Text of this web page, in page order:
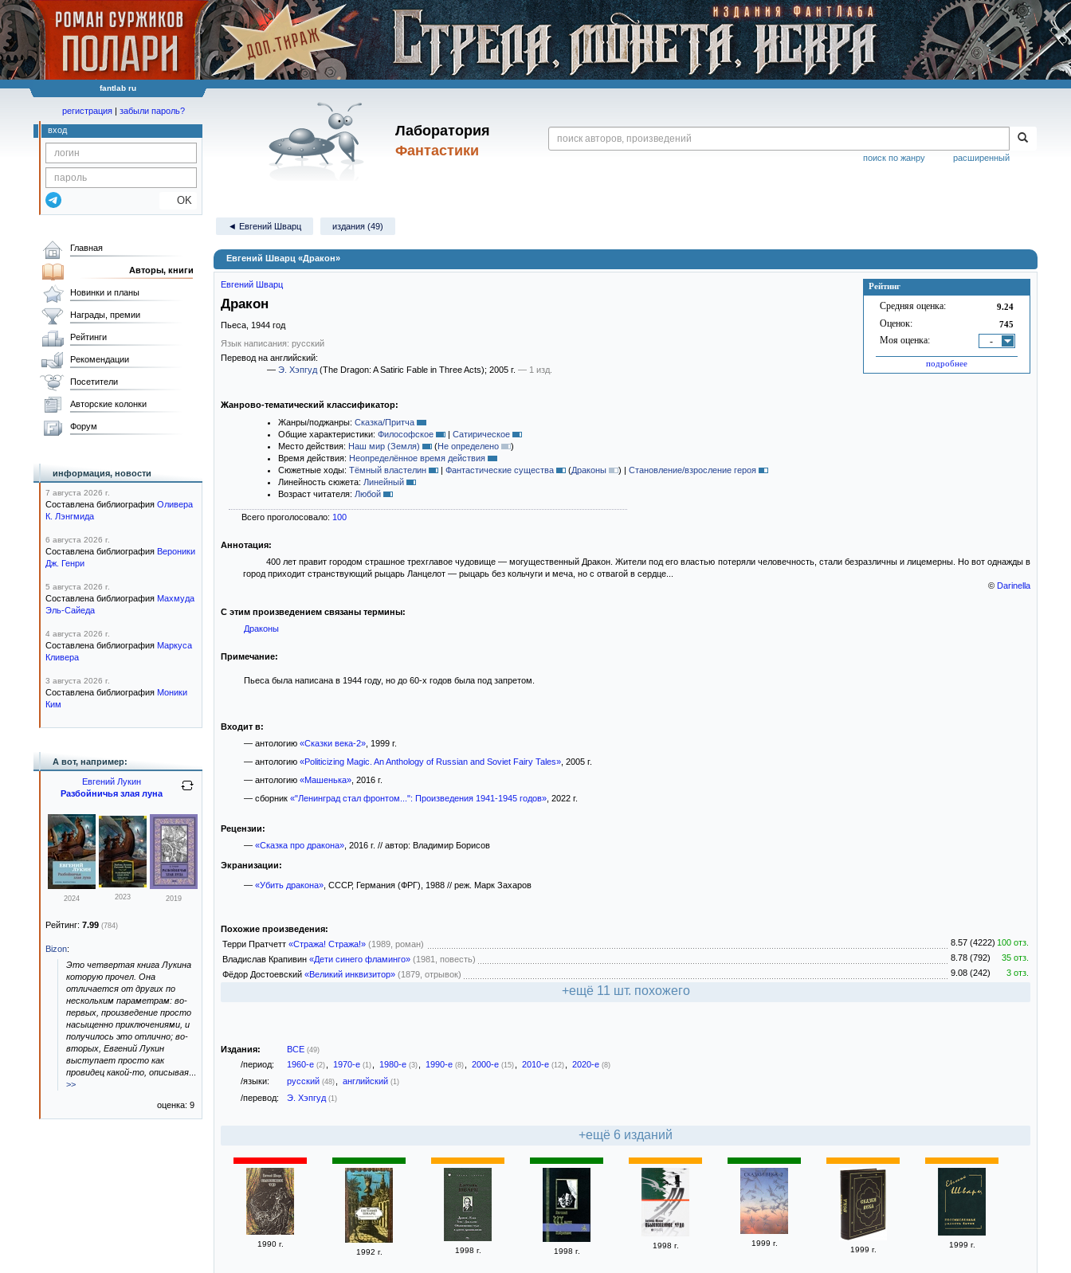
fantlab ru
Лаборатория
Фантастики
расширенный
поиск по жанру
регистрация | забыли пароль?
вход
OK
◄ Евгений Шварц издания (49)
Евгений Шварц «Дракон»
Рейтинг
Средняя оценка: 9.24
Оценок: 745
Моя оценка: -
подробнее
Евгений Шварц
Дракон
Пьеса, 1944 год
Язык написания: русский
Перевод на английский:
— Э. Хэпгуд (The Dragon: A Satiric Fable in Three Acts); 2005 г. — 1 изд.
Жанрово-тематический классификатор:
Жанры/поджанры: Сказка/Притча
Общие характеристики: Философское | Сатирическое
Место действия: Наш мир (Земля) (Не определено
)
Время действия: Неопределённое время действия
Сюжетные ходы: Тёмный властелин | Фантастические существа (Драконы ) | Становление/взросление героя
Линейность сюжета: Линейный
Возраст читателя: Любой
Всего проголосовало: 100
Аннотация:
400 лет правит городом страшное трехглавое чудовище — могущественный Дракон. Жители под его властью потеряли человечность, стали безразличны и лицемерны. Но вот однажды в
город приходит странствующий рыцарь Ланцелот — рыцарь без кольчуги и меча, но с отвагой в сердце...
© Darinella
С этим произведением связаны термины:
Драконы
Примечание:
Пьеса была написана в 1944 году, но до 60-х годов была под запретом.
Входит в:
— антологию «Сказки века-2», 1999 г.
— антологию «Politicizing Magic. An Anthology of Russian and Soviet Fairy Tales», 2005 г.
— антологию «Машенька», 2016 г.
— сборник «"Ленинград стал фронтом...": Произведения 1941-1945 годов», 2022 г.
Рецензии:
— «Сказка про дракона», 2016 г. // автор: Владимир Борисов
Экранизации:
— «Убить дракона», СССР, Германия (ФРГ), 1988 // реж. Марк Захаров
Похожие произведения:
Терри Пратчетт «Стража! Стража!» (1989, роман) 8.57 (4222) 100 отз.
Владислав Крапивин «Дети синего фламинго» (1981, повесть) 8.78 (792)
35 отз.
Фёдор Достоевский «Великий инквизитор» (1879, отрывок) 9.08 (242) 3 отз.
+ещё 11 шт. похожего
Издания: ВСЕ (49)
/период: 1960-е (2) 1970-е (1) 1980-е (3) 1990-е (8) 2000-е (15) 2010-е (12) 2020-е (8)
/языки: русский (48) английский (1)
/перевод: Э. Хэпгуд (1)
+ещё 6 изданий
1990 г.
1992 г.
1998 г. 1998 г.
1998 г. 1999 г.
1999 г.
1999 г.
Главная
Авторы, книги
Новинки и планы
Награды, премии
Рейтинги
Рекомендации
Посетители
Авторские колонки
Форум
информация, новости
7 августа 2026 г.
Составлена библиография Оливера
К. Лэнгмида
6 августа 2026 г.
Составлена библиография Вероники
Дж. Генри
5 августа 2026 г.
Составлена библиография Махмуда
Эль-Сайеда
4 августа 2026 г.
Составлена библиография Маркуса
Кливера
3 августа 2026 г.
Составлена библиография Моники
Ким
А вот, например:
Евгений Лукин
Разбойничья злая луна
2024 2023 2019
Рейтинг: 7.99 (784)
Bizon:
Это четвертая книга Лукина
которую прочел. Она
отличается от других по
нескольким параметрам: во-
первых, произведение просто
насыщенно приключениями, и
получилось это отлично; во-
вторых, Евгений Лукин
выступает просто как
провидец какой-то, описывая
>>
оценка: 9